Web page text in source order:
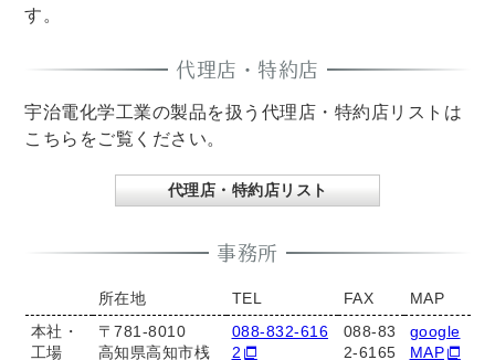
す。
代理店・特約店
宇治電化学工業の製品を扱う代理店・特約店リストは
こちらをご覧ください。
代理店・特約店リスト
事務所
所在地 TEL FAX
MAP
本社・
工場
〒781-8010
高知県高知市桟
088-832-616
2
088-83
2-6165
google
MAP